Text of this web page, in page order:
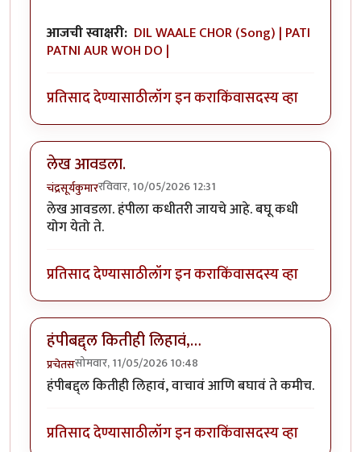
आजची स्वाक्षरी: DIL WAALE CHOR (Song) | PATI
PATNI AUR WOH DO |
प्रतिसाद देण्यासाठीलॉग इन कराकिंवासदस्य व्हा
लेख आवडला.
चंद्रसूर्यकुमाररविवार, 10/05/2026 12:31
लेख आवडला. हंपीला कधीतरी जायचे आहे. बघू कधी
योग येतो ते.
प्रतिसाद देण्यासाठीलॉग इन कराकिंवासदस्य व्हा
हंपीबद्द्ल कितीही लिहावं,…
प्रचेतससोमवार, 11/05/2026 10:48
हंपीबद्द्ल कितीही लिहावं, वाचावं आणि बघावं ते कमीच.
प्रतिसाद देण्यासाठीलॉग इन कराकिंवासदस्य व्हा